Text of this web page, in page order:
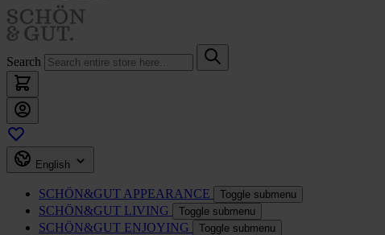
Search
English
SCHÖN&GUT APPEARANCE Toggle submenu
SCHÖN&GUT LIVING Toggle submenu
SCHÖN&GUT ENJOYING Toggle submenu